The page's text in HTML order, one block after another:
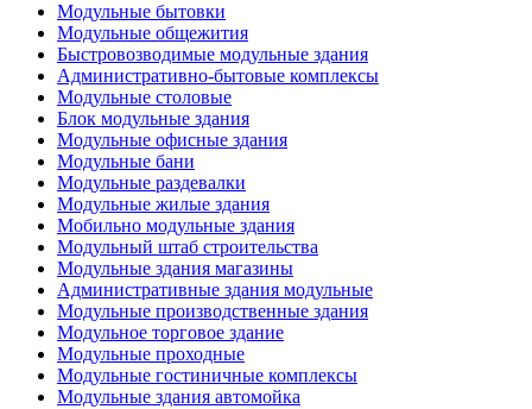
Модульные бытовки
Модульные общежития
Быстровозводимые модульные здания
Административно-бытовые комплексы
Модульные столовые
Блок модульные здания
Модульные офисные здания
Модульные бани
Модульные раздевалки
Модульные жилые здания
Мобильно модульные здания
Модульный штаб строительства
Модульные здания магазины
Административные здания модульные
Модульные производственные здания
Модульное торговое здание
Модульные проходные
Модульные гостиничные комплексы
Модульные здания автомойка